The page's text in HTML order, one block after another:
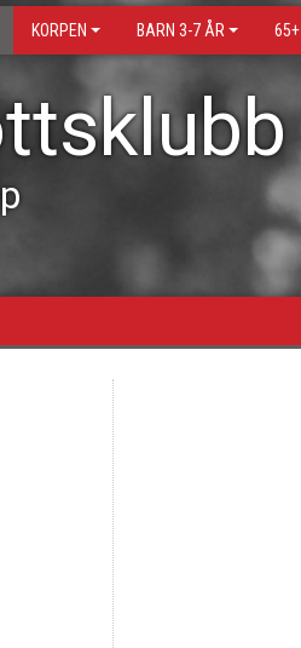
KORPEN BARN 3-7 ÅR 65+